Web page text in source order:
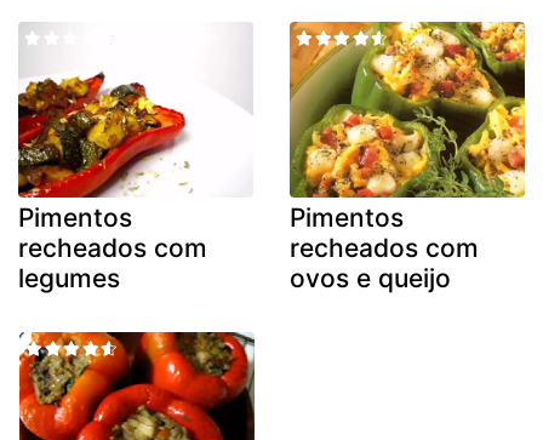
Pimentos
recheados com
legumes
Pimentos
recheados com
ovos e queijo